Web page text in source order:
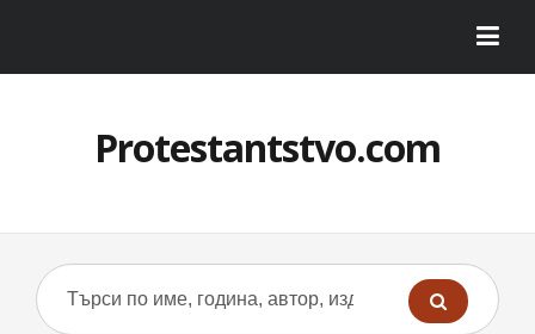
Protestantstvo.com